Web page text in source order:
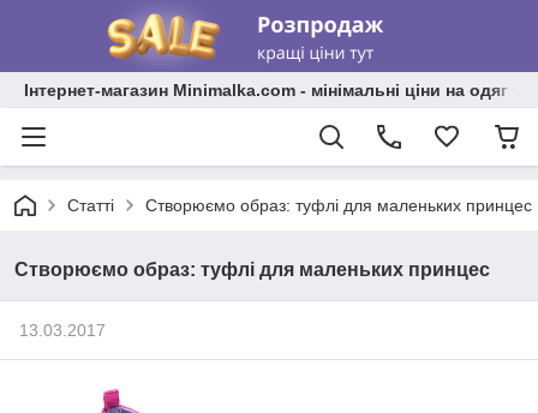
Інтернет-магазин Minimalka.com - мінімальні ціни на одяг
Статті Створюємо образ: туфлі для маленьких принцес
Створюємо образ: туфлі для маленьких принцес
13.03.2017